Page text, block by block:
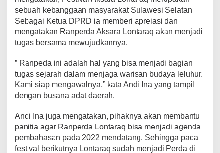
sebuah kebanggaan masyarakat Sulawesi Selatan.
Sebagai Ketua DPRD ia memberi apreiasi dan
mengatakan Ranperda Aksara Lontaraq akan menjadi
tugas bersama mewujudkannya.
” Ranpeda ini adalah hal yang bisa menjadi bagian
tugas sejarah dalam menjaga warisan budaya leluhur.
Kami siap mengawalnya,” kata Andi Ina yang tampil
dengan busana adat daerah.
Andi Ina juga mengatakan, pihaknya akan membantu
panitia agar Ranperda Lontaraq bisa menjadi agenda
pembahasan pada 2022 mendatang. Sehingga pada
festival berikutnya Lontaraq sudah menjadi Perda di